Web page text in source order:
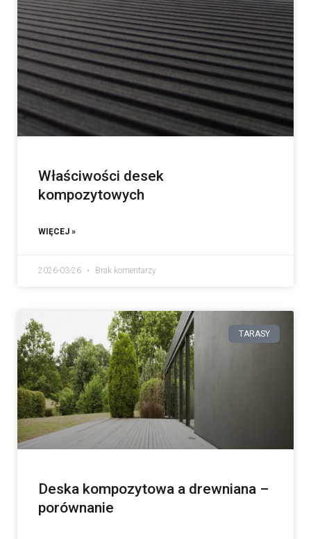
Właściwości desek
kompozytowych
WIĘCEJ »
2026-03-26 Brak komentarzy
TARASY
Deska kompozytowa a drewniana –
porównanie